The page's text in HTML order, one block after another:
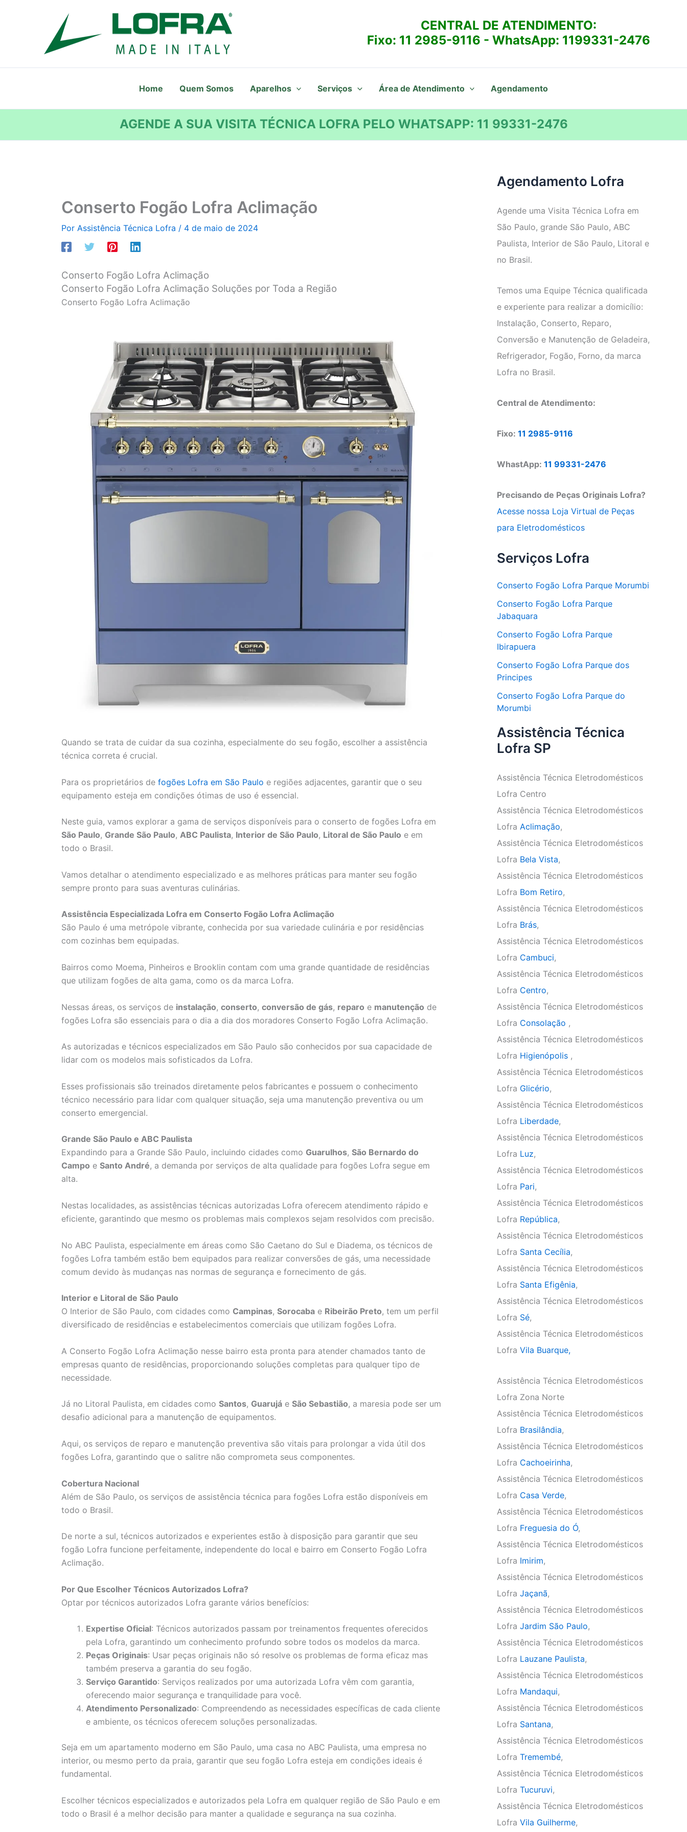
CENTRAL DE ATENDIMENTO:
Fixo: 11 2985-9116 - WhatsApp: 1199331-2476
Home Quem Somos Aparelhos Serviços Área de Atendimento Agendamento
AGENDE A SUA VISITA TÉCNICA LOFRA PELO WHATSAPP: 11 99331-2476
Conserto Fogão Lofra Aclimação
Por Assistência Técnica Lofra / 4 de maio de 2024
Conserto Fogão Lofra Aclimação
Conserto Fogão Lofra Aclimação Soluções por Toda a Região
Conserto Fogão Lofra Aclimação
Quando se trata de cuidar da sua cozinha, especialmente do seu fogão, escolher a assistência
técnica correta é crucial.
Para os proprietários de fogões Lofra em São Paulo e regiões adjacentes, garantir que o seu
equipamento esteja em condições ótimas de uso é essencial.
Neste guia, vamos explorar a gama de serviços disponíveis para o conserto de fogões Lofra em
São Paulo, Grande São Paulo, ABC Paulista, Interior de São Paulo, Litoral de São Paulo e em
todo o Brasil.
Vamos detalhar o atendimento especializado e as melhores práticas para manter seu fogão
sempre pronto para suas aventuras culinárias.
Assistência Especializada Lofra em Conserto Fogão Lofra Aclimação
São Paulo é uma metrópole vibrante, conhecida por sua variedade culinária e por residências
com cozinhas bem equipadas.
Bairros como Moema, Pinheiros e Brooklin contam com uma grande quantidade de residências
que utilizam fogões de alta gama, como os da marca Lofra.
Nessas áreas, os serviços de instalação, conserto, conversão de gás, reparo e manutenção de
fogões Lofra são essenciais para o dia a dia dos moradores Conserto Fogão Lofra Aclimação.
As autorizadas e técnicos especializados em São Paulo são conhecidos por sua capacidade de
lidar com os modelos mais sofisticados da Lofra.
Esses profissionais são treinados diretamente pelos fabricantes e possuem o conhecimento
técnico necessário para lidar com qualquer situação, seja uma manutenção preventiva ou um
conserto emergencial.
Grande São Paulo e ABC Paulista
Expandindo para a Grande São Paulo, incluindo cidades como Guarulhos, São Bernardo do
Campo e Santo André, a demanda por serviços de alta qualidade para fogões Lofra segue em
alta.
Nestas localidades, as assistências técnicas autorizadas Lofra oferecem atendimento rápido e
eficiente, garantindo que mesmo os problemas mais complexos sejam resolvidos com precisão.
No ABC Paulista, especialmente em áreas como São Caetano do Sul e Diadema, os técnicos de
fogões Lofra também estão bem equipados para realizar conversões de gás, uma necessidade
comum devido às mudanças nas normas de segurança e fornecimento de gás.
Interior e Litoral de São Paulo
O Interior de São Paulo, com cidades como Campinas, Sorocaba e Ribeirão Preto, tem um perfil
diversificado de residências e estabelecimentos comerciais que utilizam fogões Lofra.
A Conserto Fogão Lofra Aclimação nesse bairro esta pronta para atender chamados tanto de
empresas quanto de residências, proporcionando soluções completas para qualquer tipo de
necessidade.
Já no Litoral Paulista, em cidades como Santos, Guarujá e São Sebastião, a maresia pode ser um
desafio adicional para a manutenção de equipamentos.
Aqui, os serviços de reparo e manutenção preventiva são vitais para prolongar a vida útil dos
fogões Lofra, garantindo que o salitre não comprometa seus componentes.
Cobertura Nacional
Além de São Paulo, os serviços de assistência técnica para fogões Lofra estão disponíveis em
todo o Brasil.
De norte a sul, técnicos autorizados e experientes estão à disposição para garantir que seu
fogão Lofra funcione perfeitamente, independente do local e bairro em Conserto Fogão Lofra
Aclimação.
Por Que Escolher Técnicos Autorizados Lofra?
Optar por técnicos autorizados Lofra garante vários benefícios:
Expertise Oficial: Técnicos autorizados passam por treinamentos frequentes oferecidos
pela Lofra, garantindo um conhecimento profundo sobre todos os modelos da marca.
Peças Originais: Usar peças originais não só resolve os problemas de forma eficaz mas
também preserva a garantia do seu fogão.
Serviço Garantido: Serviços realizados por uma autorizada Lofra vêm com garantia,
oferecendo maior segurança e tranquilidade para você.
Atendimento Personalizado: Compreendendo as necessidades específicas de cada cliente
e ambiente, os técnicos oferecem soluções personalizadas.
Seja em um apartamento moderno em São Paulo, uma casa no ABC Paulista, uma empresa no
interior, ou mesmo perto da praia, garantir que seu fogão Lofra esteja em condições ideais é
fundamental.
Escolher técnicos especializados e autorizados pela Lofra em qualquer região de São Paulo e em
todo o Brasil é a melhor decisão para manter a qualidade e segurança na sua cozinha.
Agendamento Lofra
Agende uma Visita Técnica Lofra em
São Paulo, grande São Paulo, ABC
Paulista, Interior de São Paulo, Litoral e
no Brasil.
Temos uma Equipe Técnica qualificada
e experiente para realizar a domicílio:
Instalação, Conserto, Reparo,
Conversão e Manutenção de Geladeira,
Refrigerador, Fogão, Forno, da marca
Lofra no Brasil.
Central de Atendimento:
Fixo: 11 2985-9116
WhastApp: 11 99331-2476
Precisando de Peças Originais Lofra?
Acesse nossa Loja Virtual de Peças
para Eletrodomésticos
Serviços Lofra
Conserto Fogão Lofra Parque Morumbi
Conserto Fogão Lofra Parque
Jabaquara
Conserto Fogão Lofra Parque
Ibirapuera
Conserto Fogão Lofra Parque dos
Principes
Conserto Fogão Lofra Parque do
Morumbi
Assistência Técnica
Lofra SP
Assistência Técnica Eletrodomésticos
Lofra Centro
Assistência Técnica Eletrodomésticos
Lofra Aclimação,
Assistência Técnica Eletrodomésticos
Lofra Bela Vista,
Assistência Técnica Eletrodomésticos
Lofra Bom Retiro,
Assistência Técnica Eletrodomésticos
Lofra Brás,
Assistência Técnica Eletrodomésticos
Lofra Cambuci,
Assistência Técnica Eletrodomésticos
Lofra Centro,
Assistência Técnica Eletrodomésticos
Lofra Consolação ,
Assistência Técnica Eletrodomésticos
Lofra Higienópolis ,
Assistência Técnica Eletrodomésticos
Lofra Glicério,
Assistência Técnica Eletrodomésticos
Lofra Liberdade,
Assistência Técnica Eletrodomésticos
Lofra Luz,
Assistência Técnica Eletrodomésticos
Lofra Pari,
Assistência Técnica Eletrodomésticos
Lofra República,
Assistência Técnica Eletrodomésticos
Lofra Santa Cecília,
Assistência Técnica Eletrodomésticos
Lofra Santa Efigênia,
Assistência Técnica Eletrodomésticos
Lofra Sé,
Assistência Técnica Eletrodomésticos
Lofra Vila Buarque,
Assistência Técnica Eletrodomésticos
Lofra Zona Norte
Assistência Técnica Eletrodomésticos
Lofra Brasilândia,
Assistência Técnica Eletrodomésticos
Lofra Cachoeirinha,
Assistência Técnica Eletrodomésticos
Lofra Casa Verde,
Assistência Técnica Eletrodomésticos
Lofra Freguesia do Ó,
Assistência Técnica Eletrodomésticos
Lofra Imirim,
Assistência Técnica Eletrodomésticos
Lofra Jaçanã,
Assistência Técnica Eletrodomésticos
Lofra Jardim São Paulo,
Assistência Técnica Eletrodomésticos
Lofra Lauzane Paulista,
Assistência Técnica Eletrodomésticos
Lofra Mandaqui,
Assistência Técnica Eletrodomésticos
Lofra Santana,
Assistência Técnica Eletrodomésticos
Lofra Tremembé,
Assistência Técnica Eletrodomésticos
Lofra Tucuruvi,
Assistência Técnica Eletrodomésticos
Lofra Vila Guilherme,